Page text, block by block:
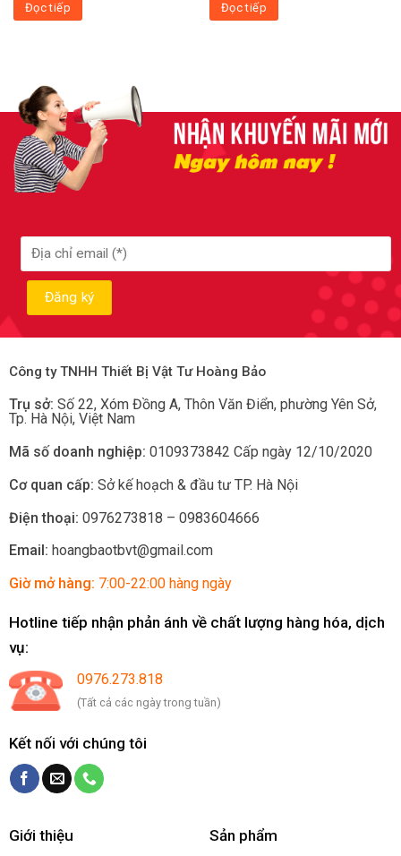
Đọc tiếp Đọc tiếp
Công ty TNHH Thiết Bị Vật Tư Hoàng Bảo
Trụ sở: Số 22, Xóm Đồng A, Thôn Văn Điển, phường Yên Sở,
Tp. Hà Nội, Việt Nam
Mã số doanh nghiệp: 0109373842 Cấp ngày 12/10/2020
Cơ quan cấp: Sở kế hoạch & đầu tư TP. Hà Nội
Điện thoại: 0976273818 – 0983604666
Email: hoangbaotbvt@gmail.com
Giờ mở hàng: 7:00-22:00 hàng ngày
Hotline tiếp nhận phản ánh về chất lượng hàng hóa, dịch
vụ:
0976.273.818
(Tất cả các ngày trong tuần)
Kết nối với chúng tôi
Giới thiệu Sản phẩm